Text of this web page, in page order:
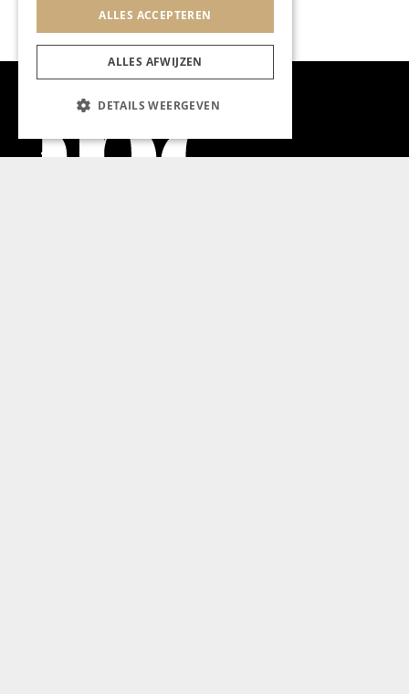
ALLES ACCEPTEREN
ALLES AFWIJZEN
DETAILS WEERGEVEN